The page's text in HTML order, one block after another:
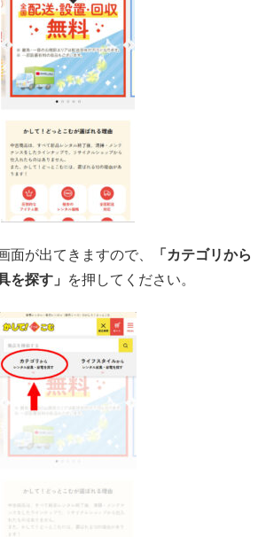
面が出てきますので、
「カテゴリから
を探す」
を押してください。